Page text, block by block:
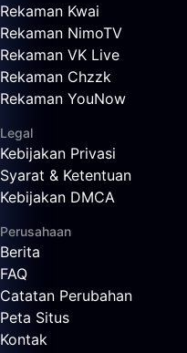
Rekaman Kwai
Rekaman NimoTV
Rekaman VK Live
Rekaman Chzzk
Rekaman YouNow
Legal
Kebijakan Privasi
Syarat & Ketentuan
Kebijakan DMCA
Perusahaan
Berita
FAQ
Catatan Perubahan
Peta Situs
Kontak